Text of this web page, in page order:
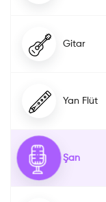
Gitar
Yan Flüt
Şan